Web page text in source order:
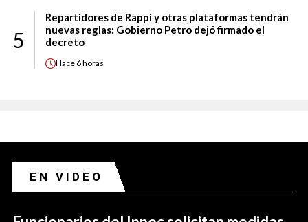
5
Repartidores de Rappi y otras plataformas tendrán
nuevas reglas: Gobierno Petro dejó firmado el
decreto
Hace 6 horas
EN VIDEO